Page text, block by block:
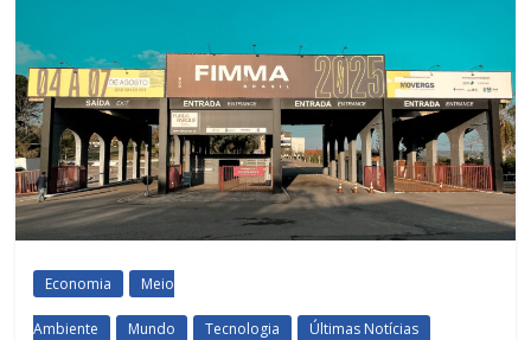
Economia Meio
Ambiente Mundo Tecnologia Últimas Notícias